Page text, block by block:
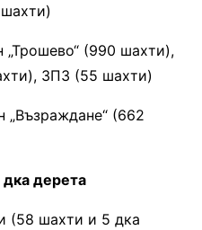
„Трошево“ (990 шахти),
ЗПЗ (55 шахти)
„Възраждане“ (662
дерета
(58 шахти и 5 дка